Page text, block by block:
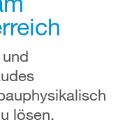
lösen.